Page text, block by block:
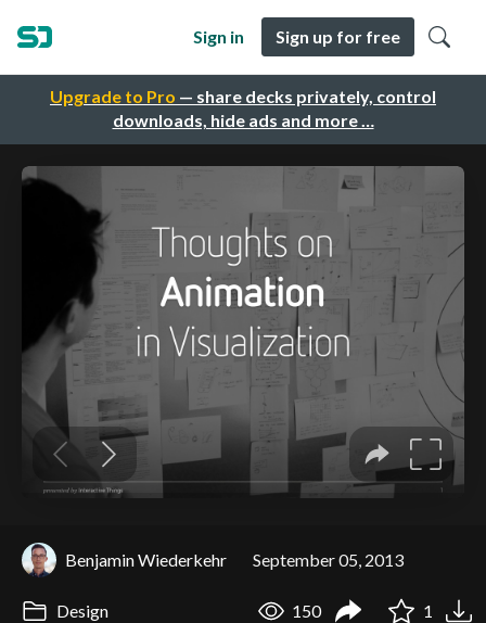
Upgrade to Pro — share decks privately, control
downloads, hide ads and more …
Sign in Sign up for free
Benjamin Wiederkehr September 05, 2013
Design 150 1